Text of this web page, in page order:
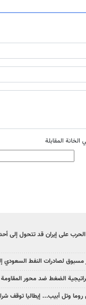
المقابلة
على إيران قد تتحول إلى أحد
لصادرات النفط السعودي
الضغط ضد محور المقاومة
وتل أبيب... إيطاليا توقف شراء